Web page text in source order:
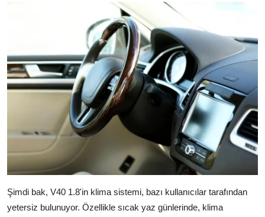
Şimdi bak, V40 1.8'in klima sistemi, bazı kullanıcılar tarafından
yetersiz bulunuyor. Özellikle sıcak yaz günlerinde, klima